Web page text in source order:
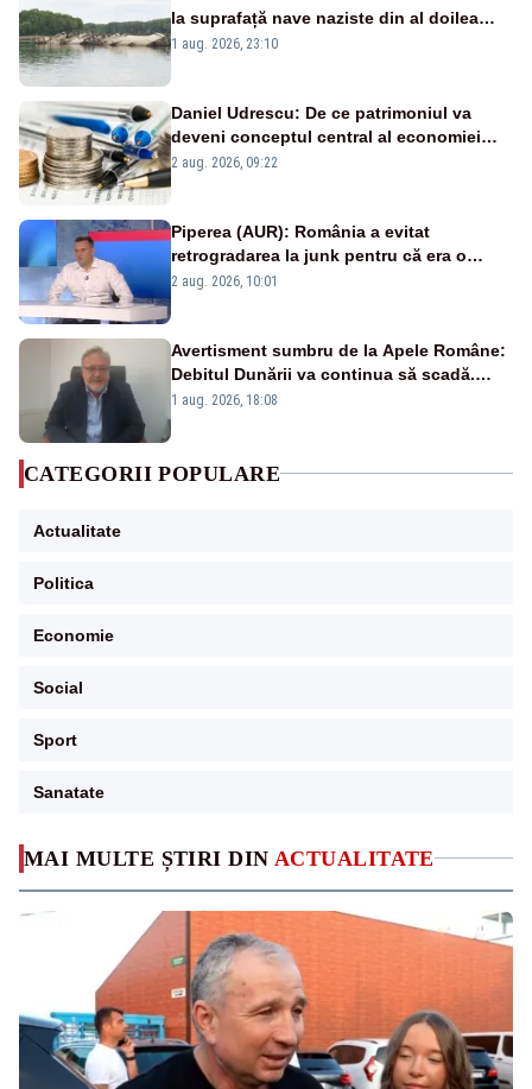
MAI MULTE ȘTIRI DIN ACTUALITATE
la suprafață nave naziste din al doilea
război mondial
1 aug. 2026, 23:10
Daniel Udrescu: De ce patrimoniul va
deveni conceptul central al economiei
viitoare?
2 aug. 2026, 09:22
Piperea (AUR): România a evitat
retrogradarea la junk pentru că era o
catastrofă pentru bănci și fondurile de
2 aug. 2026, 10:01
Avertisment sumbru de la Apele Române:
Debitul Dunării va continua să scadă.
Cernavodă s-ar putea închide în 4 zile
1 aug. 2026, 18:08
CATEGORII POPULARE
Actualitate
Politica
Economie
Social
Sport
Sanatate